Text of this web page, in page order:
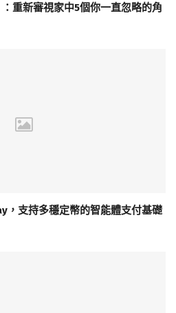
重新審視家中5個你一直忽略的角
，支持多穩定幣的智能體支付基礎